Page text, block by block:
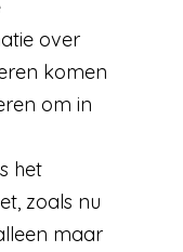
over
komen
om in
het
zoals nu
maar